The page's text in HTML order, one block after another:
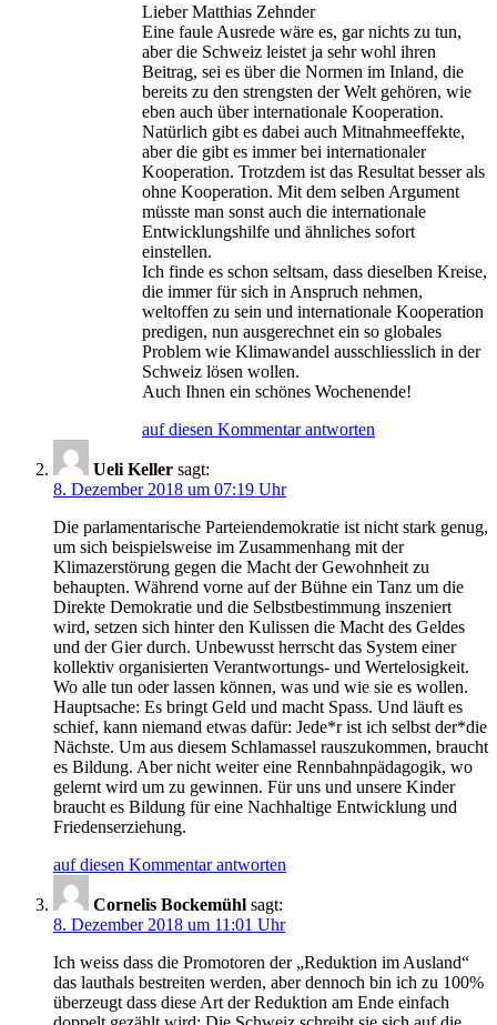
Lieber Matthias Zehnder
Eine faule Ausrede wäre es, gar nichts zu tun,
aber die Schweiz leistet ja sehr wohl ihren
Beitrag, sei es über die Normen im Inland, die
bereits zu den strengsten der Welt gehören, wie
eben auch über internationale Kooperation.
Natürlich gibt es dabei auch Mitnahmeeffekte,
aber die gibt es immer bei internationaler
Kooperation. Trotzdem ist das Resultat besser als
ohne Kooperation. Mit dem selben Argument
müsste man sonst auch die internationale
Entwicklungshilfe und ähnliches sofort
einstellen.
Ich finde es schon seltsam, dass dieselben Kreise,
die immer für sich in Anspruch nehmen,
weltoffen zu sein und internationale Kooperation
predigen, nun ausgerechnet ein so globales
Problem wie Klimawandel ausschliesslich in der
Schweiz lösen wollen.
Auch Ihnen ein schönes Wochenende!
auf diesen Kommentar antworten
Ueli Keller sagt:
8. Dezember 2018 um 07:19 Uhr
Die parlamentarische Parteiendemokratie ist nicht stark genug,
um sich beispielsweise im Zusammenhang mit der
Klimazerstörung gegen die Macht der Gewohnheit zu
behaupten. Während vorne auf der Bühne ein Tanz um die
Direkte Demokratie und die Selbstbestimmung inszeniert
wird, setzen sich hinter den Kulissen die Macht des Geldes
und der Gier durch. Unbewusst herrscht das System einer
kollektiv organisierten Verantwortungs- und Wertelosigkeit.
Wo alle tun oder lassen können, was und wie sie es wollen.
Hauptsache: Es bringt Geld und macht Spass. Und läuft es
schief, kann niemand etwas dafür: Jede*r ist ich selbst der*die
Nächste. Um aus diesem Schlamassel rauszukommen, braucht
es Bildung. Aber nicht weiter eine Rennbahnpädagogik, wo
gelernt wird um zu gewinnen. Für uns und unsere Kinder
braucht es Bildung für eine Nachhaltige Entwicklung und
Friedenserziehung.
auf diesen Kommentar antworten
Cornelis Bockemühl sagt:
8. Dezember 2018 um 11:01 Uhr
Ich weiss dass die Promotoren der „Reduktion im Ausland“
das lauthals bestreiten werden, aber dennoch bin ich zu 100%
überzeugt dass diese Art der Reduktion am Ende einfach